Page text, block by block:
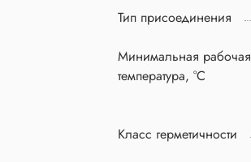
Тип присоединения
Минимальная рабочая
температура, °C
Класс герметичности